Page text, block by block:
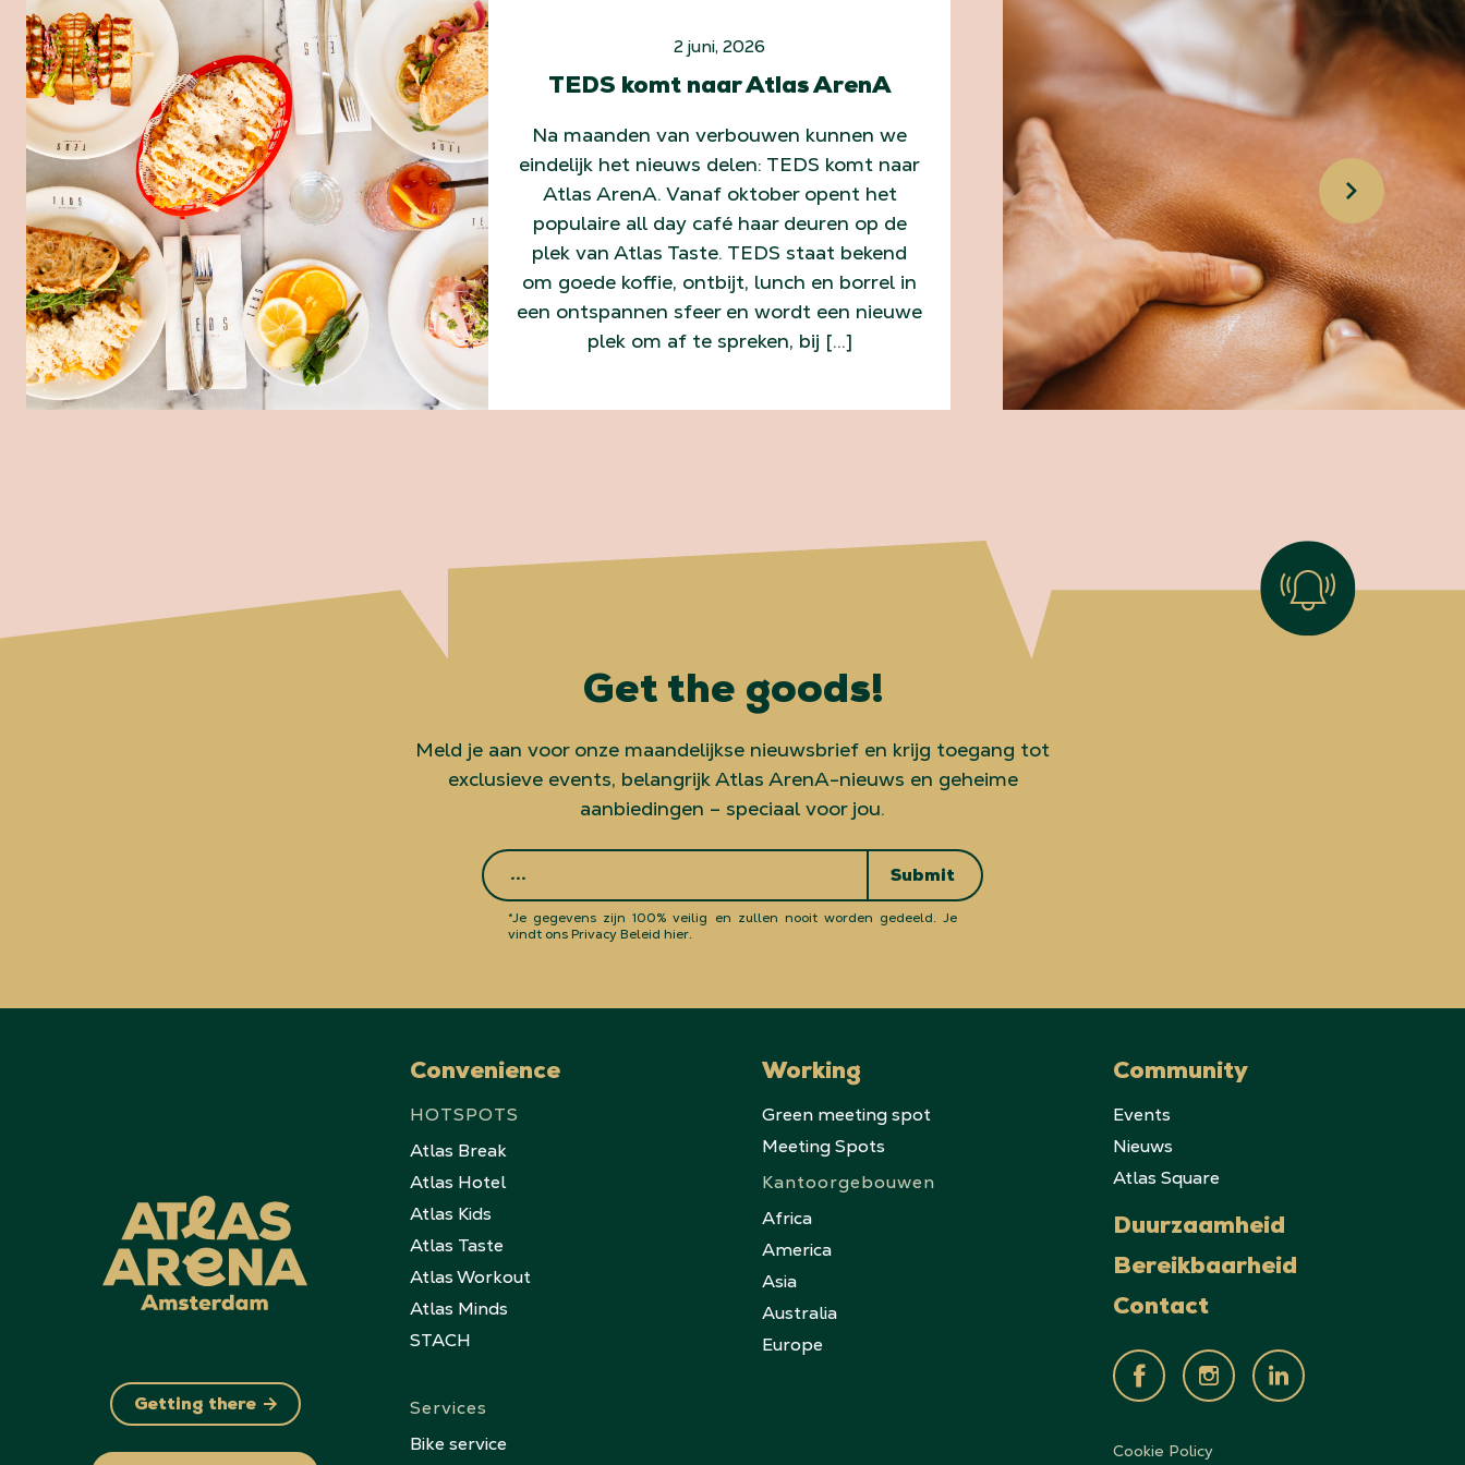
2 juni, 2026
TEDS komt naar Atlas ArenA
Na maanden van verbouwen kunnen we
eindelijk het nieuws delen: TEDS komt naar
Atlas ArenA. Vanaf oktober opent het
populaire all day café haar deuren op de
plek van Atlas Taste. TEDS staat bekend
om goede koffie, ontbijt, lunch en borrel in
een ontspannen sfeer en wordt een nieuwe
plek om af te spreken, bij […]
Get the goods!
Meld je aan voor onze maandelijkse nieuwsbrief en krijg toegang tot
exclusieve events, belangrijk Atlas ArenA-nieuws en geheime
aanbiedingen – speciaal voor jou.
Submit
*Je gegevens zijn 100% veilig en zullen nooit worden gedeeld. Je
vindt ons Privacy Beleid hier.
Getting there
Convenience
HOTSPOTS
Atlas Break
Atlas Hotel
Atlas Kids
Atlas Taste
Atlas Workout
Atlas Minds
STACH
Services
Bike service
Working
Green meeting spot
Meeting Spots
Kantoorgebouwen
Africa
America
Asia
Australia
Europe
Community
Events
Nieuws
Atlas Square
Duurzaamheid
Bereikbaarheid
Contact
Cookie Policy